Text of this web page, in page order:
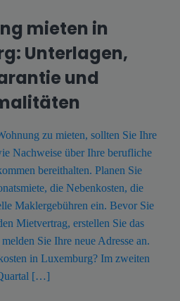
mieten in
Unterlagen,
und
zu mieten, sollten Sie Ihre
Nachweise über Ihre berufliche
bereithalten. Planen Sie
die Nebenkosten, die
Maklergebühren ein. Bevor Sie
Mietvertrag, erstellen Sie das
Sie Ihre neue Adresse an.
in Luxemburg? Im zweiten
[…]